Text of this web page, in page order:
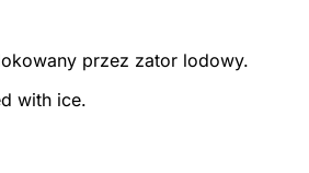
przez zator lodowy.
with ice.